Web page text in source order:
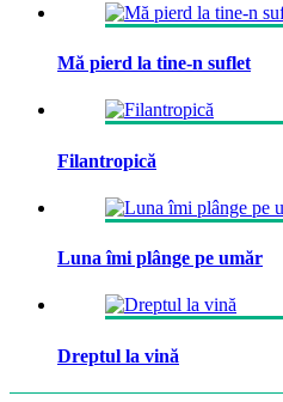
Mă pierd la tine-n suflet
Filantropică
Luna îmi plânge pe umăr
Dreptul la vină